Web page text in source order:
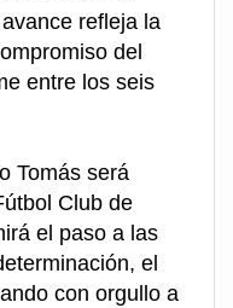
refleja la
del
entre los seis
Tomás será
Club de
el paso a las
el
con orgullo a